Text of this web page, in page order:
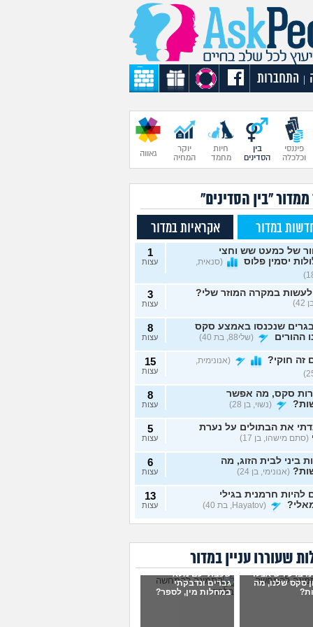
התחברות
פיננסי
וכלכלה
בין
הסדינים
חיות
מחמד
יוקר
המחיה
גאווה
ממדור "בין הסדינים"
במדור אקראיות במדור
של כמעט שש וחצי
יסמין פלוס
(סנאית,
1
עצות
במקרה המוזר שלי? 3
עצות
שנכנסו באמצע סקס
ההורים
(שלי88, בת 40)
8
עצות
זה חוקי?
(אנונימית,
15
עצות
סקס, מה אפשר
(נשוי, בן 28)
8
עצות
את הבתולים על נערת
(סתם מישהו, בן 17)
5
עצות
ביני לבית הזוג, מה
(אנונימי, בן 24)
6
עצות
להיות חרמנית בגילי
(Hayatov, בת 40)
13
עצות
18)
יחד עם הבן זוג, והוא
עליי ולא חושק בי,
(כינוי, בת 26)
9
עצות
שעוררו עניין במדור
ברע ויש אצלו
סקס שלנו, מה
שכבתי עם מלא
גברים ונדבקתי
במחלות מין, לספר?